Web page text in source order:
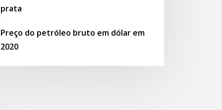
prata
Preço do petróleo bruto em dólar em
2020